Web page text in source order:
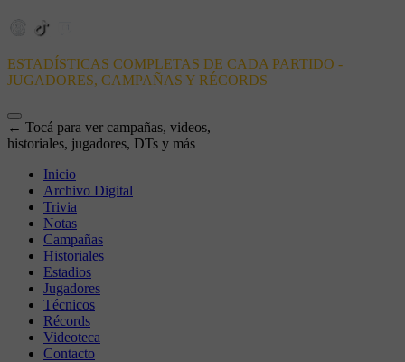
ESTADÍSTICAS COMPLETAS DE CADA PARTIDO -
JUGADORES, CAMPAÑAS Y RÉCORDS
← Tocá para ver campañas, videos,
historiales, jugadores, DTs y más
Inicio
Archivo Digital
Trivia
Notas
Campañas
Historiales
Estadios
Jugadores
Técnicos
Récords
Videoteca
Contacto